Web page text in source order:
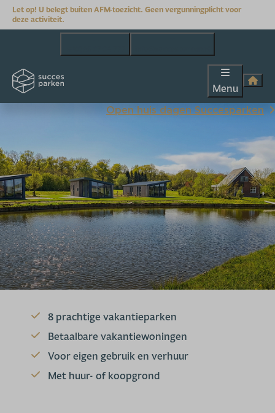
Let op! U belegt buiten AFM-toezicht. Geen vergunningplicht voor
deze activiteit.
Menu
Open huis dagen Succesparken
8 prachtige vakantieparken
Betaalbare vakantiewoningen
Voor eigen gebruik en verhuur
Met huur- of koopgrond